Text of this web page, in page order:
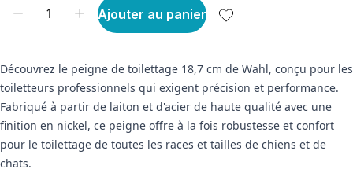
Ajouter au panier
Découvrez le peigne de toilettage 18,7 cm de Wahl, conçu pour les
toiletteurs professionnels qui exigent précision et performance.
Fabriqué à partir de laiton et d'acier de haute qualité avec une
finition en nickel, ce peigne offre à la fois robustesse et confort
pour le toilettage de toutes les races et tailles de chiens et de
chats.